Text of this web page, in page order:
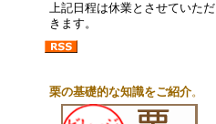
上記日程は休業とさせていただ
きます。
栗の基礎的な知識をご紹介。